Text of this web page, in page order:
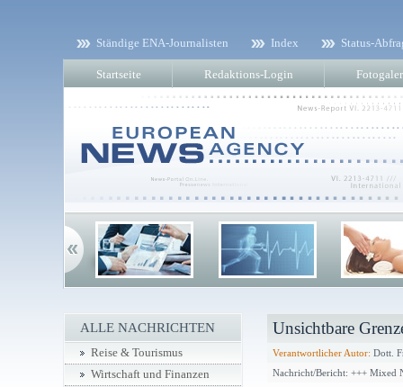
Ständige ENA-Journalisten Index Status-
Startseite Redaktions-Login
Unsichtbare
Verantwortlicher Autor: Dott.
Nachricht/Bericht: +++ Mixed
ALLE NACHRICHTEN
Reise & Tourismus
Wirtschaft und Finanzen